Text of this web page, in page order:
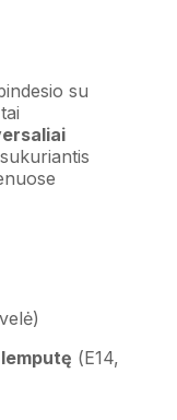
su
(E14,